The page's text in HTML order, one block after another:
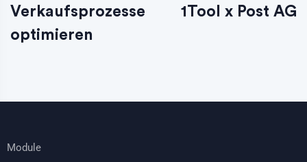
Verkaufsprozesse
optimieren
1Tool x Post AG
Module